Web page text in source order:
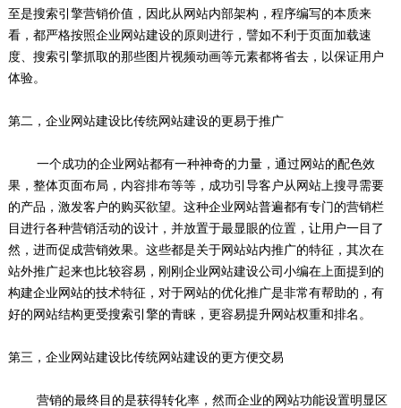
至是搜索引擎营销价值，因此从网站内部架构，程序编写的本质来
看，都严格按照企业网站建设的原则进行，譬如不利于页面加载速
度、搜索引擎抓取的那些图片视频动画等元素都将省去，以保证用户
体验。
第二，企业网站建设比传统网站建设的更易于推广
一个成功的企业网站都有一种神奇的力量，通过网站的配色效
果，整体页面布局，内容排布等等，成功引导客户从网站上搜寻需要
的产品，激发客户的购买欲望。这种企业网站普遍都有专门的营销栏
目进行各种营销活动的设计，并放置于最显眼的位置，让用户一目了
然，进而促成营销效果。这些都是关于网站站内推广的特征，其次在
站外推广起来也比较容易，刚刚企业网站建设公司小编在上面提到的
构建企业网站的技术特征，对于网站的优化推广是非常有帮助的，有
好的网站结构更受搜索引擎的青睐，更容易提升网站权重和排名。
第三，企业网站建设比传统网站建设的更方便交易
营销的最终目的是获得转化率，然而企业的网站功能设置明显区